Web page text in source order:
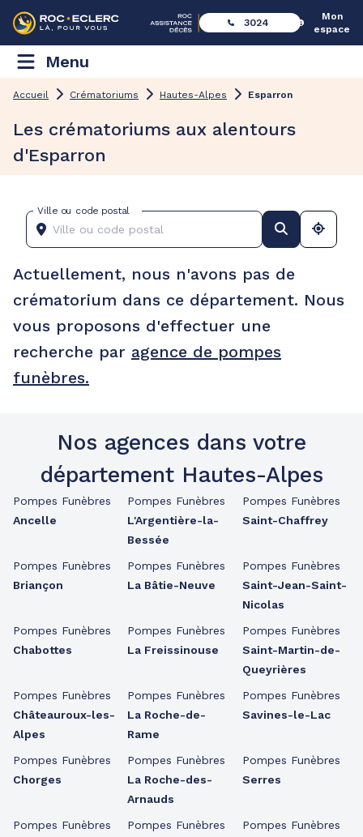
3024
Mon
espace
Menu
Accueil Crématoriums Hautes-Alpes Esparron
Les crématoriums aux alentours
d'Esparron
Ville ou code postal
Actuellement, nous n'avons pas de
crématorium dans ce département. Nous
vous proposons d'effectuer une
recherche par agence de pompes
funèbres.
Nos agences dans votre
département Hautes-Alpes
Pompes Funèbres
Ancelle
Pompes Funèbres
Briançon
Pompes Funèbres
Chabottes
Pompes Funèbres
Châteauroux-les-
Alpes
Pompes Funèbres
Chorges
Pompes Funèbres
Pompes Funèbres
L'Argentière-la-
Bessée
Pompes Funèbres
La Bâtie-Neuve
Pompes Funèbres
La Freissinouse
Pompes Funèbres
La Roche-de-
Rame
Pompes Funèbres
La Roche-des-
Arnauds
Pompes Funèbres
Pompes Funèbres
Saint-Chaffrey
Pompes Funèbres
Saint-Jean-Saint-
Nicolas
Pompes Funèbres
Saint-Martin-de-
Queyrières
Pompes Funèbres
Savines-le-Lac
Pompes Funèbres
Serres
Pompes Funèbres